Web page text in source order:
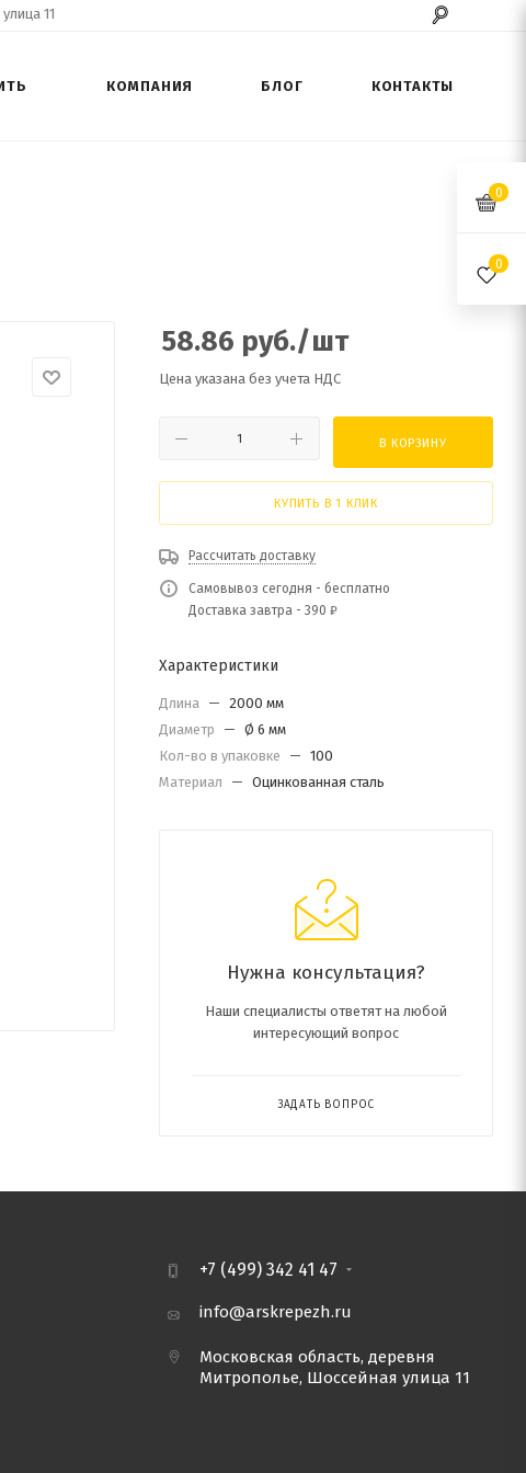
11
КОМПАНИЯ БЛОГ КОНТАКТЫ
58.86 руб./шт
Цена указана без учета НДС
В КОРЗИНУ
КУПИТЬ В 1 КЛИК
Рассчитать доставку
Самовывоз сегодня - бесплатно
Доставка завтра - 390 ₽
Характеристики
Длина — 2000 мм
Диаметр
— Ø 6 мм
Кол-во в упаковке
— 100
Материал
— Оцинкованная сталь
Нужна консультация?
Наши специалисты ответят на любой
интересующий вопрос
ЗАДАТЬ ВОПРОС
+7 (499) 342 41 47
info@arskrepezh.ru
Московская область, деревня
Митрополье, Шоссейная улица 11
0
0